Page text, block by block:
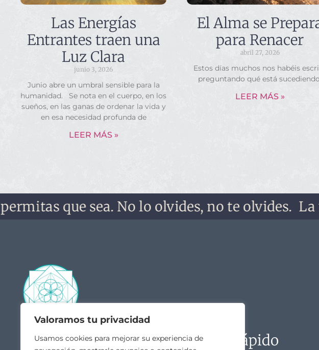
Valoramos tu privacidad
Usamos cookies para mejorar su experiencia de
Las Energías
Entrantes traen una
Luz Clara
junio 3, 2026
Junio abre un umbral sensible para la
humanidad. Se nota en el cuerpo, en los
sueños, en las ganas de ordenar la vida y
en esa necesidad profunda de
LEER MÁS »
El Alma se
para Renacer
abril 27, 2026
Estos días muchos nos habéis
preguntando qué está
LEER MÁS »
que sea. No lo olvides, no te olvides.La vida
Contacto
Acceso rápido